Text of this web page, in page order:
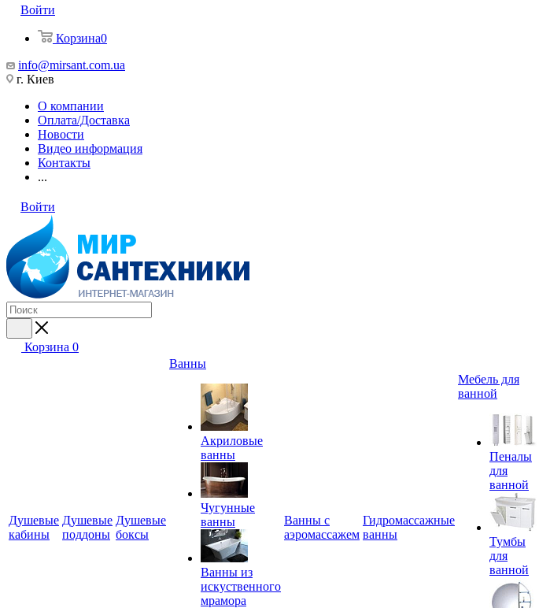
Войти
Корзина0
info@mirsant.com.ua
г. Киев
О компании
Оплата/Доставка
Новости
Видео информация
Контакты
...
Войти
Корзина 0
Душевые
кабины
Душевые
поддоны
Душевые
боксы
Ванны
Акриловые
ванны
Чугунные
ванны
Ванны из
искуственного
мрамора
Ванны с
аэромассажем
Гидромассажные
ванны
Мебель для
ванной
Пеналы
для
ванной
Тумбы
для
ванной